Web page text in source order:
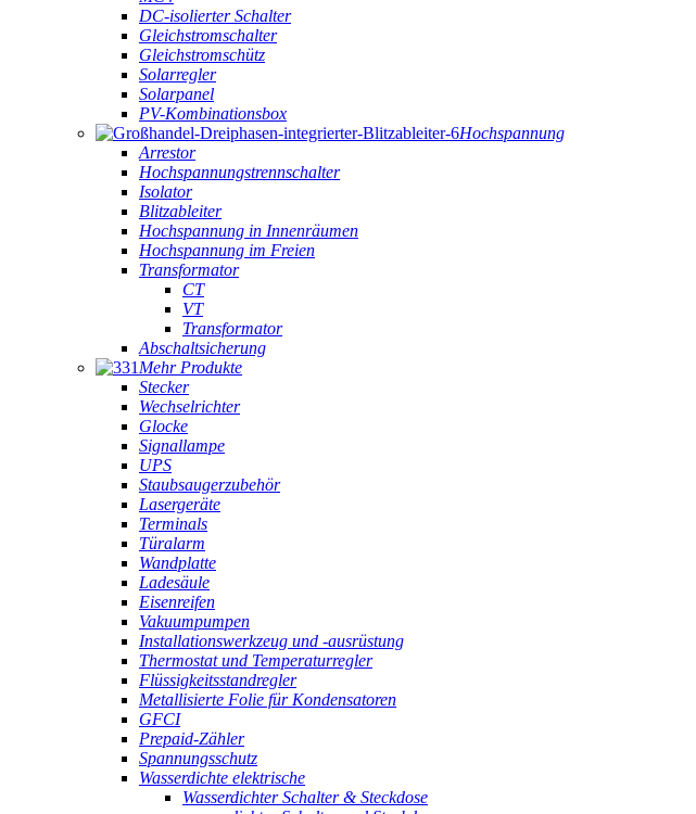
DC-isolierter Schalter
Gleichstromschalter
Gleichstromschütz
Solarregler
Solarpanel
PV-Kombinationsbox
Hochspannung
Arrestor
Hochspannungstrennschalter
Isolator
Blitzableiter
Hochspannung in Innenräumen
Hochspannung im Freien
Transformator
CT
VT
Transformator
Abschaltsicherung
Mehr Produkte
Stecker
Wechselrichter
Glocke
Signallampe
UPS
Staubsaugerzubehör
Lasergeräte
Terminals
Türalarm
Wandplatte
Ladesäule
Eisenreifen
Vakuumpumpen
Installationswerkzeug und -ausrüstung
Thermostat und Temperaturregler
Flüssigkeitsstandregler
Metallisierte Folie für Kondensatoren
GFCI
Prepaid-Zähler
Spannungsschutz
Wasserdichte elektrische
Wasserdichter Schalter & Steckdose